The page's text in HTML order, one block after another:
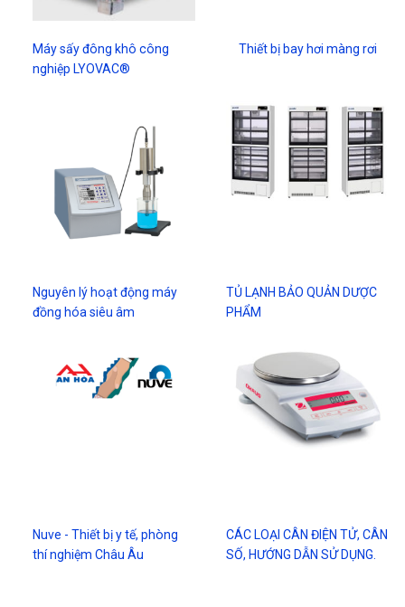
Máy sấy đông khô công
nghiệp LYOVAC®
Thiết bị bay hơi màng rơi
Nguyên lý hoạt động máy
đồng hóa siêu âm
TỦ LẠNH BẢO QUẢN DƯỢC
PHẨM
Nuve - Thiết bị y tế, phòng
thí nghiệm Châu Âu
CÁC LOẠI CÂN ĐIỆN TỬ, CÂN
SỐ, HƯỚNG DẪN SỬ DỤNG.